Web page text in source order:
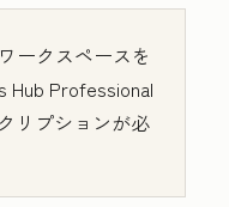
ークスペースを
Hub Professional
リプションが必